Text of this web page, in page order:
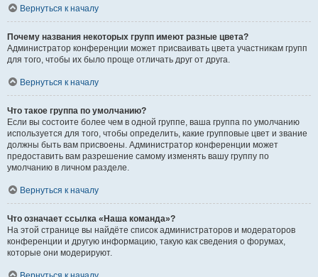
Вернуться к началу
Почему названия некоторых групп имеют разные цвета?
Администратор конференции может присваивать цвета участникам групп
для того, чтобы их было проще отличать друг от друга.
Вернуться к началу
Что такое группа по умолчанию?
Если вы состоите более чем в одной группе, ваша группа по умолчанию
используется для того, чтобы определить, какие групповые цвет и звание
должны быть вам присвоены. Администратор конференции может
предоставить вам разрешение самому изменять вашу группу по
умолчанию в личном разделе.
Вернуться к началу
Что означает ссылка «Наша команда»?
На этой странице вы найдёте список администраторов и модераторов
конференции и другую информацию, такую как сведения о форумах,
которые они модерируют.